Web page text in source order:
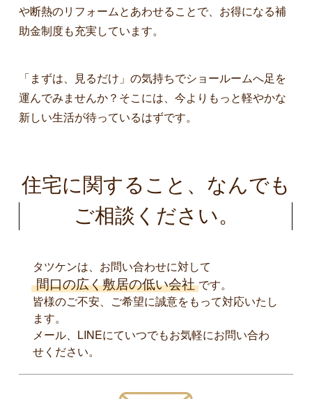
や断熱のリフォームとあわせることで、お得になる補
助金制度も充実しています。
「まずは、見るだけ」の気持ちでショールームへ足を
運んでみませんか？そこには、今よりもっと軽やかな
新しい生活が待っているはずです。
住宅に関すること、なんでも
ご相談ください。
タツケンは、お問い合わせに対して
間口の広く敷居の低い会社 です。
皆様のご不安、ご希望に誠意をもって対応いたし
ます。
メール、LINEにていつでもお気軽にお問い合わ
せください。